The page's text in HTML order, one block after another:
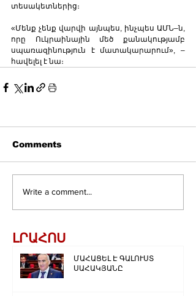
տեսակետներից։
«Մենք չենք վարվի այնպես, ինչպես ԱՄՆ–ն,
որը Ուկրաինային մեծ քանակությամբ
սպառազինություն է մատակարարում», –
հավելել է նա։
Comments
Write a comment...
ԼՐԱՀՈՍ
ՄԱՀԱՑԵԼ Է ԳԱԼՈՒՍՏ
ՍԱՀԱԿՅԱՆԸ